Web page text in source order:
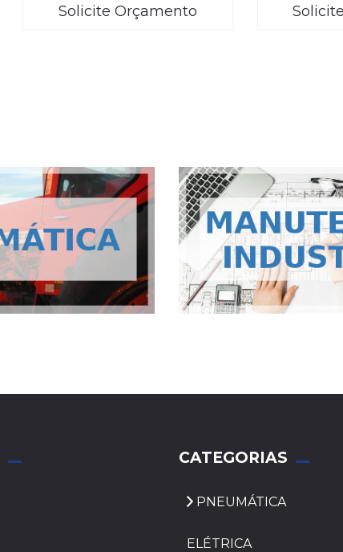
Solicite Orçamento
CATEGORIAS
PNEUMÁTICA
ELÉTRICA